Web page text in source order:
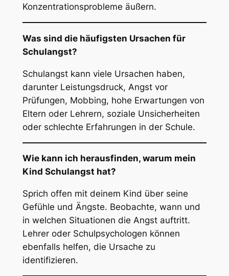
Konzentrationsprobleme äußern.
Was sind die häufigsten Ursachen für
Schulangst?
Schulangst kann viele Ursachen haben,
darunter Leistungsdruck, Angst vor
Prüfungen, Mobbing, hohe Erwartungen von
Eltern oder Lehrern, soziale Unsicherheiten
oder schlechte Erfahrungen in der Schule.
Wie kann ich herausfinden, warum mein
Kind Schulangst hat?
Sprich offen mit deinem Kind über seine
Gefühle und Ängste. Beobachte, wann und
in welchen Situationen die Angst auftritt.
Lehrer oder Schulpsychologen können
ebenfalls helfen, die Ursache zu
identifizieren.